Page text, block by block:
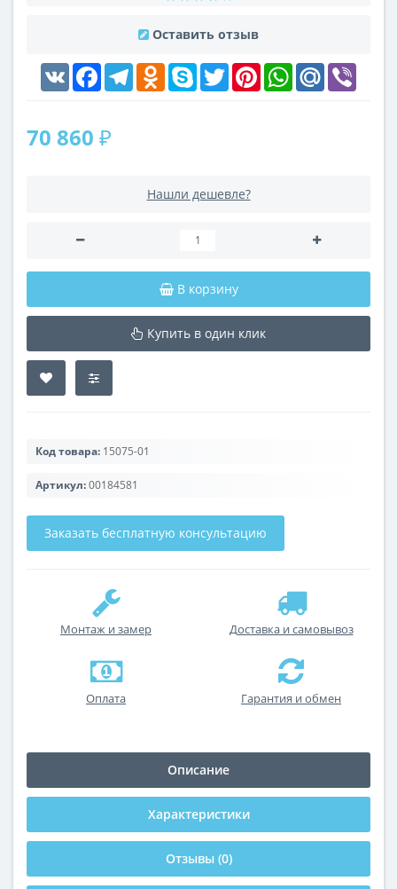
Оставить отзыв
VK FacebookTelegramOdnoklassniki
Skype Twitter PinterestWhatsAppMail.Ru
70 860 ₽
Нашли дешевле?
В корзину
Купить в один клик
Код товара: 15075-01
Артикул:00184581
Заказать бесплатную консультацию
Монтаж и замер Доставка и самовывоз
Оплата Гарантия и обмен
Описание
Характеристики
Отзывы (0)